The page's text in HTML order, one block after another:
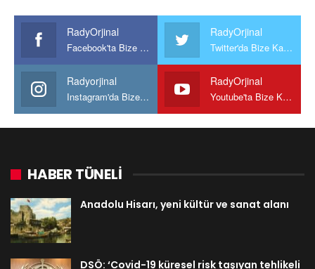
RadyOrjinal
Facebook'ta Bize Katılın
RadyOrjinal
Twitter'da Bize Katılın
Radyorjinal
Instagram'da Bize katılın
RadyOrjinal
Youtube'ta Bize Katılın
HABER TÜNELİ
Anadolu Hisarı, yeni kültür ve sanat alanı
DSÖ: ‘Covid-19 küresel risk taşıyan tehlikeli